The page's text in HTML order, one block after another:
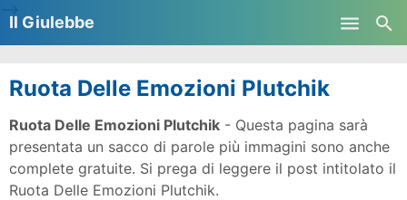
Il Giulebbe
Ruota Delle Emozioni Plutchik
Ruota Delle Emozioni Plutchik - Questa pagina sarà
presentata un sacco di parole più immagini sono anche
complete gratuite. Si prega di leggere il post intitolato il
Ruota Delle Emozioni Plutchik.